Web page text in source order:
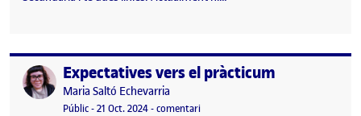
Publicat perExpectatives vers el pràcticum
Publicat per
Maria Saltó Echevarria
Visibilitat:
Públic-Data de publicació
21 Oct. 202424 octubre, 2024 8:22 pm
-comentariel Expectatives vers el pràcticum